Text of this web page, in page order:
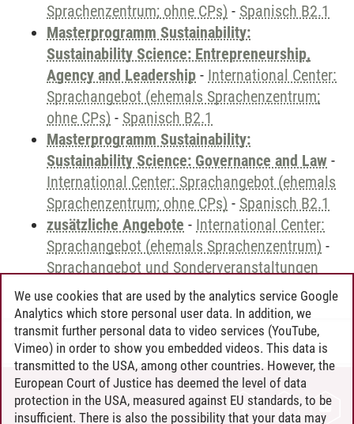
Sprachenzentrum; ohne CPs) - Spanisch B2.1
Masterprogramm Sustainability:
Sustainability Science: Entrepreneurship,
Agency and Leadership - International Center:
Sprachangebot (ehemals Sprachenzentrum;
ohne CPs) - Spanisch B2.1
Masterprogramm Sustainability:
Sustainability Science: Governance and Law -
International Center: Sprachangebot (ehemals
Sprachenzentrum; ohne CPs) - Spanisch B2.1
zusätzliche Angebote - International Center:
Sprachangebot (ehemals Sprachenzentrum) -
Sprachangebot und Sonderveranstaltungen
Andreea Tribel 30.06.2024
CONTACT
We use cookies that are used by the analytics service Google
Analytics which store personal user data. In addition, we
transmit further personal data to video services (YouTube,
Vimeo) in order to show you embedded videos. This data is
transmitted to the USA, among other countries. However, the
European Court of Justice has deemed the level of data
protection in the USA, measured against EU standards, to be
insufficient. There is also the possibility that your data may